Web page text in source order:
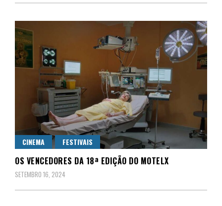
CINEMA FESTIVAIS
OS VENCEDORES DA 18ª EDIÇÃO DO MOTELX
SETEMBRO 16, 2024